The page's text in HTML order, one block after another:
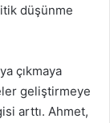
düşünme
çıkmaya
geliştirmeye
arttı. Ahmet,